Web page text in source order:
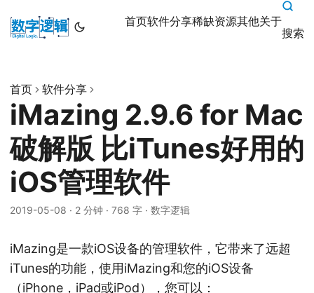
首页软件分享稀缺资源其他关于
搜索
首页 软件分享
iMazing 2.9.6 for Mac
破解版 比iTunes好用的
iOS管理软件
2019-05-08 · 2 分钟 · 768 字 · 数字逻辑
iMazing是一款iOS设备的管理软件，它带来了远超
iTunes的功能，使用iMazing和您的iOS设备
（iPhone，iPad或iPod），您可以：